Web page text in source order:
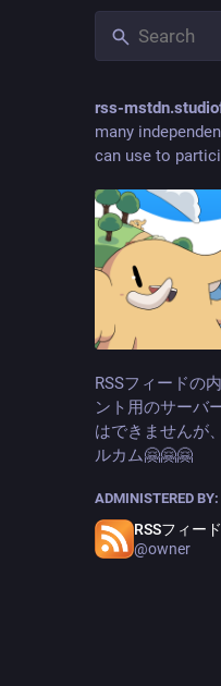
rss-
many
can use to
RSSフィードの
ント用のサーバ
はできませんが
ルカム🤗🤗🤗
ADMINISTERED BY:
@owner